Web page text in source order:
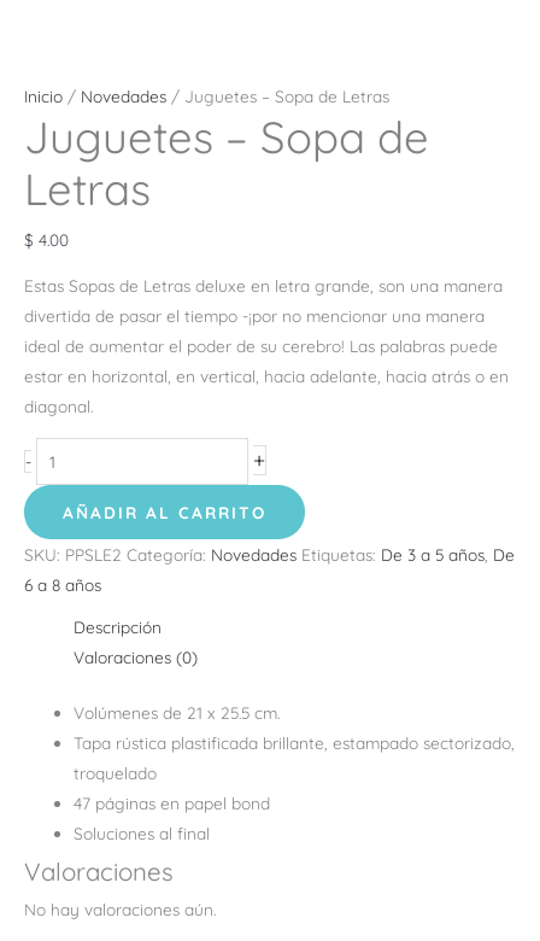
Inicio / Novedades / Juguetes – Sopa de Letras
Juguetes – Sopa de
Letras
$ 4.00
Estas Sopas de Letras deluxe en letra grande, son una manera
divertida de pasar el tiempo -¡por no mencionar una manera
ideal de aumentar el poder de su cerebro! Las palabras puede
estar en horizontal, en vertical, hacia adelante, hacia atrás o en
diagonal.
- +
AÑADIR AL CARRITO
SKU: PPSLE2 Categoría: Novedades Etiquetas: De 3 a 5 años, De
6 a 8 años
Descripción
Valoraciones (0)
Volúmenes de 21 x 25.5 cm.
Tapa rústica plastificada brillante, estampado sectorizado,
troquelado
47 páginas en papel bond
Soluciones al final
Valoraciones
No hay valoraciones aún.